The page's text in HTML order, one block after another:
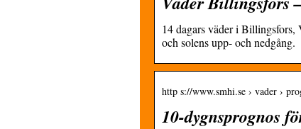
14 dagars väder i
och solens upp- och nedgång.
http s://www.smhi.se › vader ›
10-dygnsprognos